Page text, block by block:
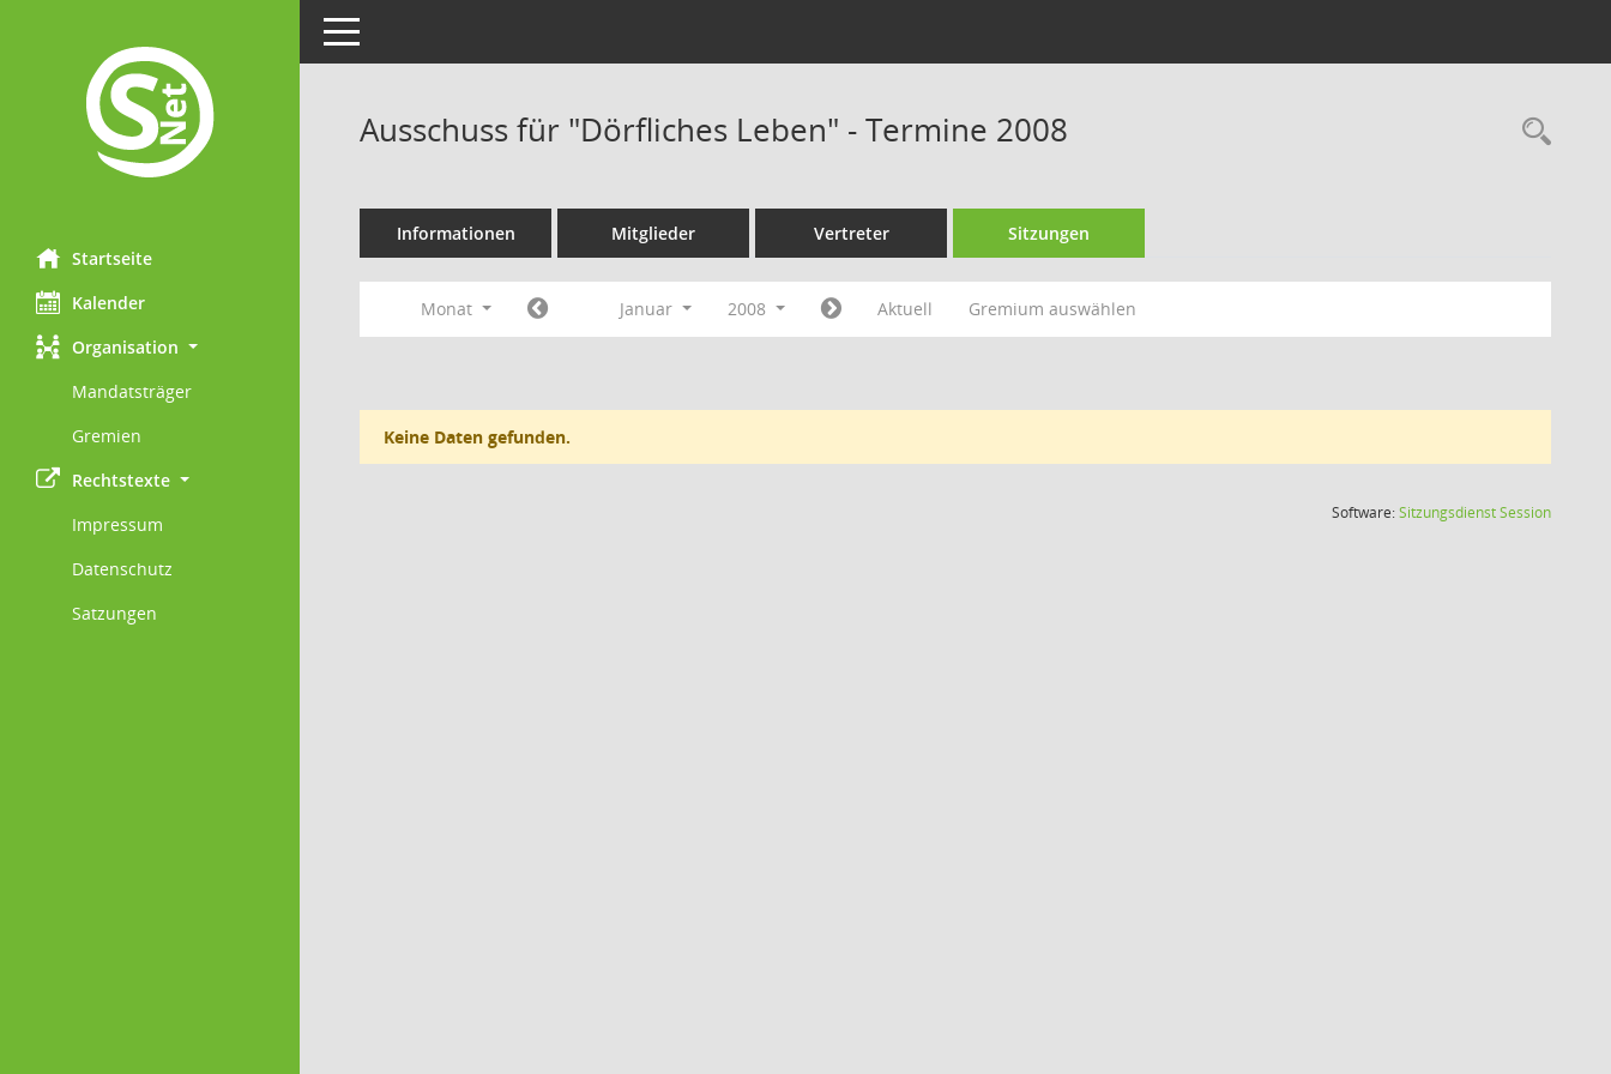
Startseite
Kalender
Organisation
Mandatsträger
Gremien
Rechtstexte
Impressum
Datenschutz
Satzungen
Toggle navigation
Ausschuss für "Dörfliches Leben" - Termine 2008
Informationen Mitglieder Vertreter Sitzungen
Monat Januar 2008 Aktuell Gremium auswählen
Keine Daten gefunden.
Software:SitzungsdienstSession(Wird in